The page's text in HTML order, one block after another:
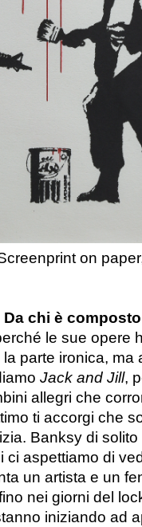
on
chi è
le sue opere
parte ironica, ma
Jack and Jill,
allegri che
ti accorgi che
Banksy di
aspettiamo di
un artista e un
nei giorni del
iniziando ad